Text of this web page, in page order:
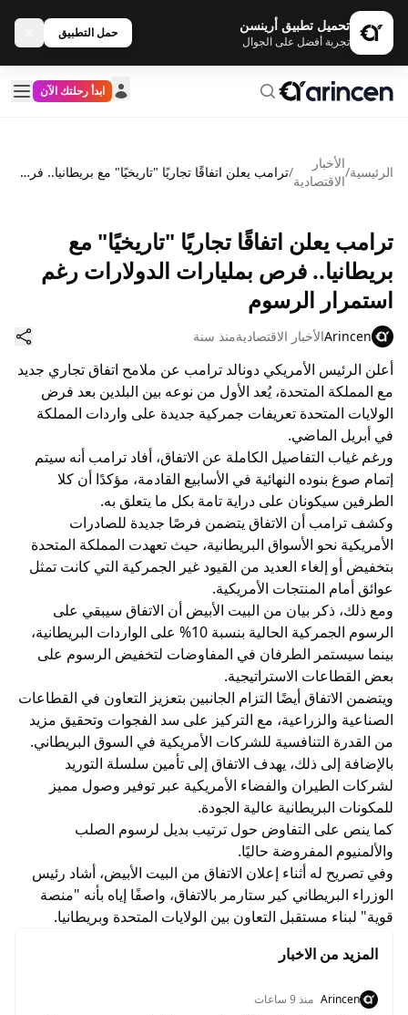
تحميل تطبيق أرينسن
تجربة أفضل على الجوال
حمل التطبيق
ابدأ رحلتك الآن
الرئيسية/
الأخبار
الاقتصادية
/ ترامب يعلن اتفاقًا تجاريًا "تاريخيًا" مع بريطانيا.. فرص بمليارات الدولارات رغم استمرار الرسوم
ترامب يعلن اتفاقًا تجاريًا "تاريخيًا" مع
بريطانيا.. فرص بمليارات الدولارات رغم
استمرار الرسوم
Arincenالأخبار الاقتصاديةمنذ سنة
أعلن الرئيس الأمريكي دونالد ترامب عن ملامح اتفاق تجاري جديد
مع المملكة المتحدة، يُعد الأول من نوعه بين البلدين بعد فرض
الولايات المتحدة تعريفات جمركية جديدة على واردات المملكة
في أبريل الماضي.
ورغم غياب التفاصيل الكاملة عن الاتفاق، أفاد ترامب أنه سيتم
إتمام صوغ بنوده النهائية في الأسابيع القادمة، مؤكدًا أن كلا
الطرفين سيكونان على دراية تامة بكل ما يتعلق به.
وكشف ترامب أن الاتفاق يتضمن فرصًا جديدة للصادرات
الأمريكية نحو الأسواق البريطانية، حيث تعهدت المملكة المتحدة
بتخفيض أو إلغاء العديد من القيود غير الجمركية التي كانت تمثل
عوائق أمام المنتجات الأمريكية.
ومع ذلك، ذكر بيان من البيت الأبيض أن الاتفاق سيبقي على
الرسوم الجمركية الحالية بنسبة 10% على الواردات البريطانية،
بينما سيستمر الطرفان في المفاوضات لتخفيض الرسوم على
بعض القطاعات الاستراتيجية.
ويتضمن الاتفاق أيضًا التزام الجانبين بتعزيز التعاون في القطاعات
الصناعية والزراعية، مع التركيز على سد الفجوات وتحقيق مزيد
من القدرة التنافسية للشركات الأمريكية في السوق البريطاني.
بالإضافة إلى ذلك، يهدف الاتفاق إلى تأمين سلسلة التوريد
لشركات الطيران والفضاء الأمريكية عبر توفير وصول مميز
للمكونات البريطانية عالية الجودة.
كما ينص على التفاوض حول ترتيب بديل لرسوم الصلب
والألمنيوم المفروضة حاليًا.
وفي تصريح له أثناء إعلان الاتفاق من البيت الأبيض، أشاد رئيس
الوزراء البريطاني كير ستارمر بالاتفاق، واصفًا إياه بأنه "منصة
قوية" لبناء مستقبل التعاون بين الولايات المتحدة وبريطانيا.
المزيد من الاخبار
Arincen منذ 9 ساعات